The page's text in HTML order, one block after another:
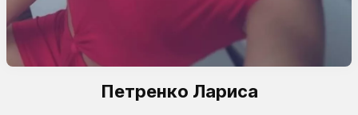
Петренко Лариса